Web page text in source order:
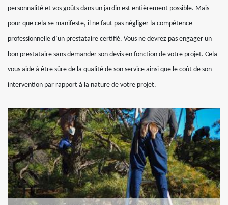
personnalité et vos goûts dans un jardin est entièrement possible. Mais
pour que cela se manifeste, il ne faut pas négliger la compétence
professionnelle d’un prestataire certifié. Vous ne devrez pas engager un
bon prestataire sans demander son devis en fonction de votre projet. Cela
vous aide à être sûre de la qualité de son service ainsi que le coût de son
intervention par rapport à la nature de votre projet.